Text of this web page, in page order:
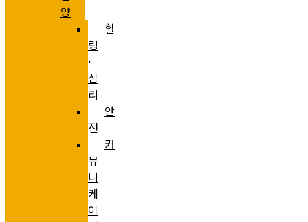
양
힐
링
·
심
리
안
전
커
뮤
니
케
이